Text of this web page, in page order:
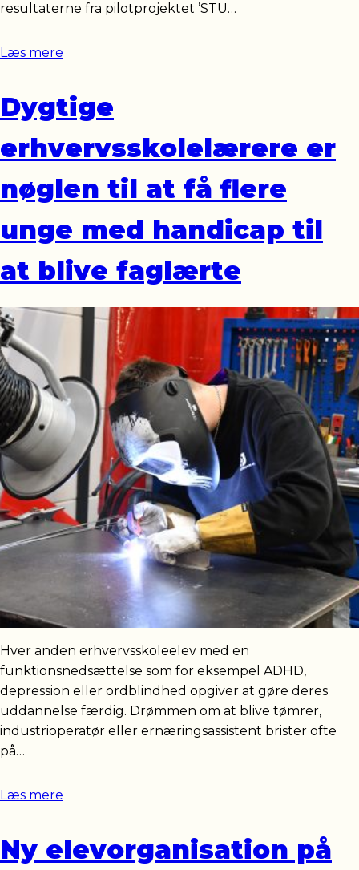
resultaterne fra pilotprojektet ’STU…
Læs mere
Dygtige
erhvervsskolelærere er
nøglen til at få flere
unge med handicap til
at blive faglærte
Hver anden erhvervsskoleelev med en
funktionsnedsættelse som for eksempel ADHD,
depression eller ordblindhed opgiver at gøre deres
uddannelse færdig. Drømmen om at blive tømrer,
industrioperatør eller ernæringsassistent brister ofte
på…
Læs mere
Ny elevorganisation på